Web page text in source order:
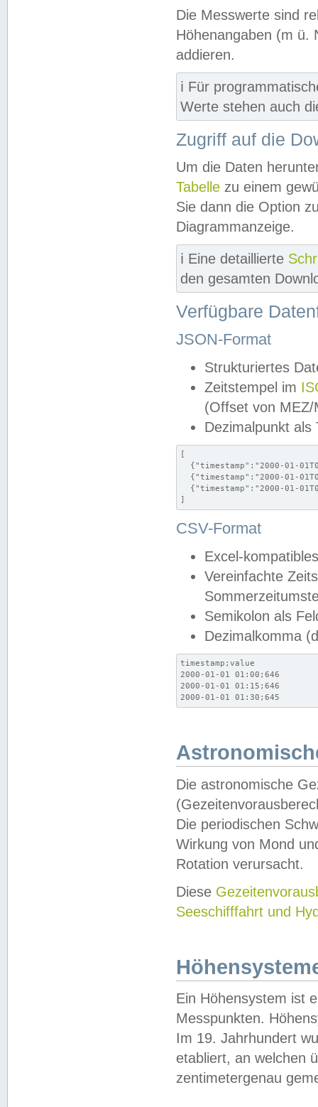
Die Messwerte sind
Höhenangaben (m ü.
addieren.
ℹ️ Für
Werte stehen auch
Zugriff auf die
Um die Daten
Tabelle zu einem
Sie dann die Option
Diagrammanzeige.
ℹ️ Eine detaillierte
den gesamten
Verfügbare
JSON-Format
Strukturiertes
Zeitstempel im
(Offset von MEZ/
Dezimalpunkt als
[
{"timestamp":"2000-01-
{"timestamp":"2000-01-
{"timestamp":"2000-01-
]
CSV-Format
Excel-
Vereinfachte
Semikolon als
Dezimalkomma
timestamp;value
2000-01-01 01:00;646
2000-01-01 01:15;646
2000-01-01 01:30;645
Die astronomische
Die periodischen
Wirkung von Mond
Rotation verursacht.
Diese
Seeschifffahrt und
Ein Höhensystem ist
Messpunkten.
Im 19. Jahrhundert
etabliert, an welchen
zentimetergenau